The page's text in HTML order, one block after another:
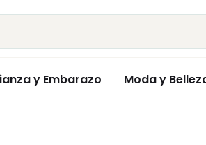
y Embarazo Moda y